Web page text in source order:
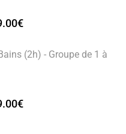
€
(2h) - Groupe de 1 à
€